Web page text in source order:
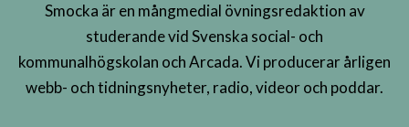
Smocka är en mångmedial övningsredaktion av
studerande vid Svenska social- och
kommunalhögskolan och Arcada. Vi producerar årligen
webb- och tidningsnyheter, radio, videor och poddar.